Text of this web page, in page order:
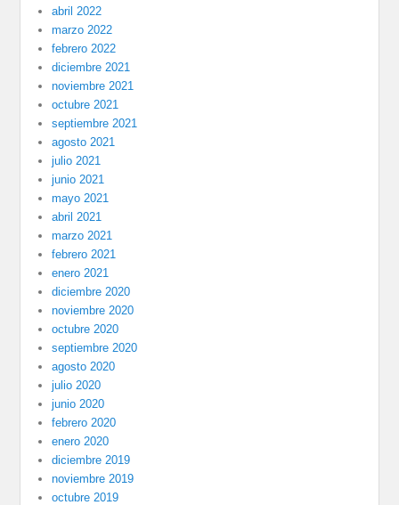
abril 2022
marzo 2022
febrero 2022
diciembre 2021
noviembre 2021
octubre 2021
septiembre 2021
agosto 2021
julio 2021
junio 2021
mayo 2021
abril 2021
marzo 2021
febrero 2021
enero 2021
diciembre 2020
noviembre 2020
octubre 2020
septiembre 2020
agosto 2020
julio 2020
junio 2020
febrero 2020
enero 2020
diciembre 2019
noviembre 2019
octubre 2019